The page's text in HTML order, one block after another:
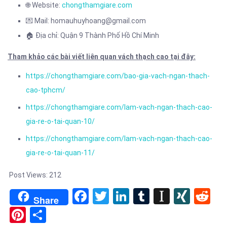
🌐 Website: chongthamgiare.com
💌 Mail: homauhuyhoang@gmail.com
🏠 Địa chỉ: Quận 9 Thành Phố Hồ Chí Minh
Tham khảo các bài viết liên quan vách thạch cao tại đây:
https://chongthamgiare.com/bao-gia-vach-ngan-thach-
cao-tphcm/
https://chongthamgiare.com/lam-vach-ngan-thach-cao-
gia-re-o-tai-quan-10/
https://chongthamgiare.com/lam-vach-ngan-thach-cao-
gia-re-o-tai-quan-11/
Post Views: 212
Share Facebook
TwitterLinkedIn
Tumblr
Pinterest